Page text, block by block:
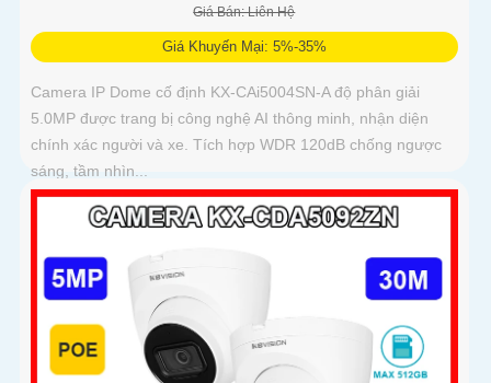
Giá Bán: Liên Hệ
Giá Khuyến Mại: 5%-35%
Camera IP Dome cố định KX-CAi5004SN-A độ phân giải
5.0MP được trang bị công nghệ AI thông minh, nhận diện
chính xác người và xe. Tích hợp WDR 120dB chống ngược
sáng, tầm nhìn...